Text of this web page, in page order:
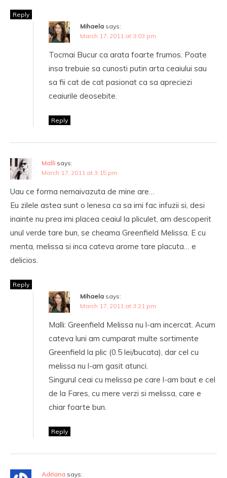
Reply
Mihaela says:
March 17, 2011 at 3:03 pm
Tocmai Bucur ca arata foarte frumos. Poate
insa trebuie sa cunosti putin arta ceaiului sau
sa fii cat de cat pasionat ca sa apreciezi
ceaiurile deosebite.
Reply
Malli says:
March 17, 2011 at 3:15 pm
Uau ce forma nemaivazuta de mine are…
Eu zilele astea sunt o lenesa ca sa imi fac infuzii si, desi
inainte nu prea imi placea ceaiul la pliculet, am descoperit
unul verde tare bun, se cheama Greenfield Melissa. E cu
menta, melissa si inca cateva arome tare placuta… e
delicios.
Reply
Mihaela says:
March 17, 2011 at 3:21 pm
Malli: Greenfield Melissa nu l-am incercat. Acum
cateva luni am cumparat multe sortimente
Greenfield la plic (0.5 lei/bucata), dar cel cu
melissa nu l-am gasit atunci.
Singurul ceai cu melissa pe care l-am baut e cel
de la Fares, cu mere verzi si melissa, care e
chiar foarte bun.
Reply
Adriana says: